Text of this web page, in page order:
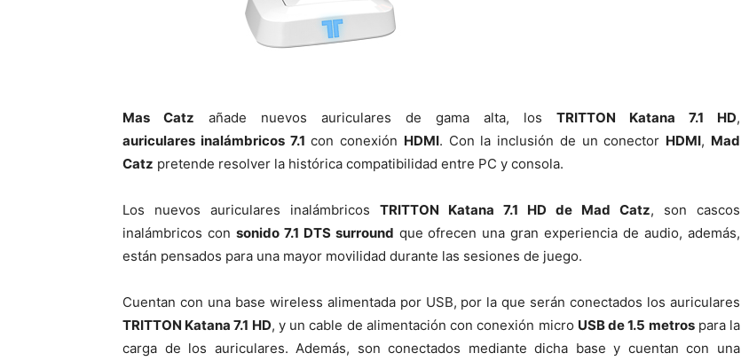
Mas Catz añade nuevos auriculares de gama alta, los TRITTON Katana 7.1 HD,
auriculares inalámbricos 7.1 con conexión HDMI. Con la inclusión de un conector HDMI, Mad
Catz pretende resolver la histórica compatibilidad entre PC y consola.
Los nuevos auriculares inalámbricos TRITTON Katana 7.1 HD de Mad Catz, son cascos
inalámbricos con sonido 7.1 DTS surround que ofrecen una gran experiencia de audio, además,
están pensados para una mayor movilidad durante las sesiones de juego.
Cuentan con una base wireless alimentada por USB, por la que serán conectados los auriculares
TRITTON Katana 7.1 HD, y un cable de alimentación con conexión micro USB de 1.5 metrospara la
carga de los auriculares. Además, son conectados mediante dicha base y cuentan con una